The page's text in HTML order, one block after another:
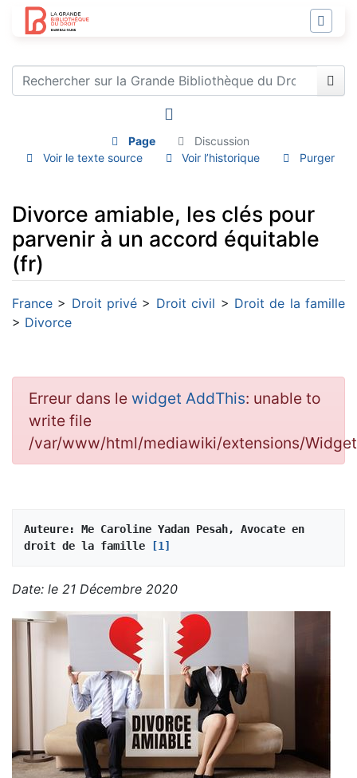
Page
Discussion
Voir le texte source
Voir l’historique Purger
Divorce amiable, les clés pour
parvenir à un accord équitable
(fr)
Aller à : navigation,rechercher
France > Droit privé > Droit civil > Droit de la famille
> Divorce
Erreur dans le widget AddThis: unable to
write file
/var/www/html/mediawiki/extensions/
Auteure: Me Caroline Yadan Pesah, Avocate en
droit de la famille
[1]
Date: le 21 Décembre 2020